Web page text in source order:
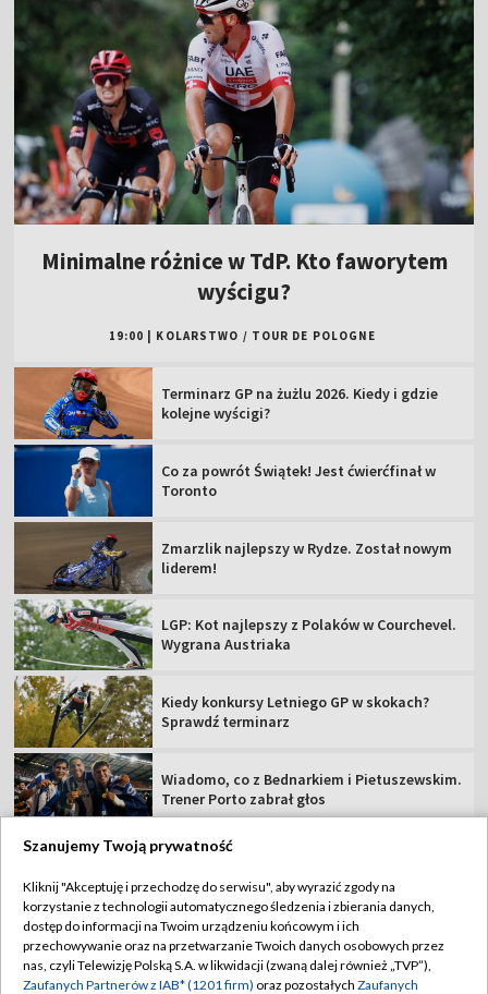
Minimalne różnice w TdP. Kto faworytem
wyścigu?
19:00 KOLARSTWO / TOUR DE POLOGNE
Terminarz GP na żużlu 2026. Kiedy i gdzie
kolejne wyścigi?
Co za powrót Świątek! Jest ćwierćfinał w
Toronto
Zmarzlik najlepszy w Rydze. Został nowym
liderem!
LGP: Kot najlepszy z Polaków w Courchevel.
Wygrana Austriaka
Kiedy konkursy Letniego GP w skokach?
Sprawdź terminarz
Wiadomo, co z Bednarkiem i Pietuszewskim.
Trener Porto zabrał głos
TVP
Abonament TVP
Sklep TVP
Regulamin TVP
Polityka prywatności
Szanujemy Twoją prywatność
Kliknij "Akceptuję i przechodzę do serwisu", aby wyrazić zgody na
korzystanie z technologii automatycznego śledzenia i zbierania danych,
dostęp do informacji na Twoim urządzeniu końcowym i ich
przechowywanie oraz na przetwarzanie Twoich danych osobowych przez
nas, czyli Telewizję Polską S.A. w likwidacji (zwaną dalej również „TVP”),
Zaufanych Partnerów z IAB* (1201 firm) oraz pozostałych Zaufanych